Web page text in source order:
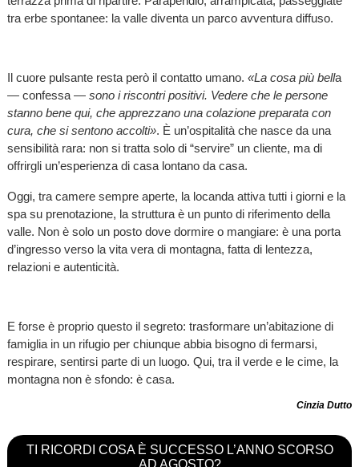
tra erbe spontanee: la valle diventa un parco avventura diffuso.
Il cuore pulsante resta però il contatto umano. «La cosa più bella
— confessa — sono i riscontri positivi. Vedere che le persone
stanno bene qui, che apprezzano una colazione preparata con
cura, che si sentono accolti». È un’ospitalità che nasce da una
sensibilità rara: non si tratta solo di “servire” un cliente, ma di
offrirgli un’esperienza di casa lontano da casa.
Oggi, tra camere sempre aperte, la locanda attiva tutti i giorni e la
spa su prenotazione, la struttura è un punto di riferimento della
valle. Non è solo un posto dove dormire o mangiare: è una porta
d’ingresso verso la vita vera di montagna, fatta di lentezza,
relazioni e autenticità.
E forse è proprio questo il segreto: trasformare un’abitazione di
famiglia in un rifugio per chiunque abbia bisogno di fermarsi,
respirare, sentirsi parte di un luogo. Qui, tra il verde e le cime, la
montagna non è sfondo: è casa.
Cinzia Dutto
TI RICORDI COSA È SUCCESSO L’ANNO SCORSO